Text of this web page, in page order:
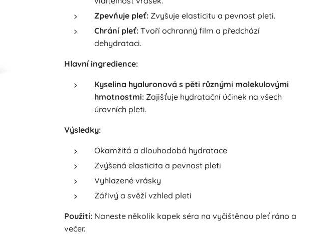
Zpevňuje pleť: Zvyšuje elasticitu a pevnost pleti.
Chrání pleť: Tvoří ochranný film a předchází
dehydrataci.
Hlavní ingredience:
Kyselina hyaluronová s pěti různými molekulovými
hmotnostmi: Zajišťuje hydratační účinek na všech
úrovních pleti.
Výsledky:
Okamžitá a dlouhodobá hydratace
Zvýšená elasticita a pevnost pleti
Vyhlazené vrásky
Zářivý a svěží vzhled pleti
Použití: Naneste několik kapek séra na vyčištěnou pleť ráno a
večer.